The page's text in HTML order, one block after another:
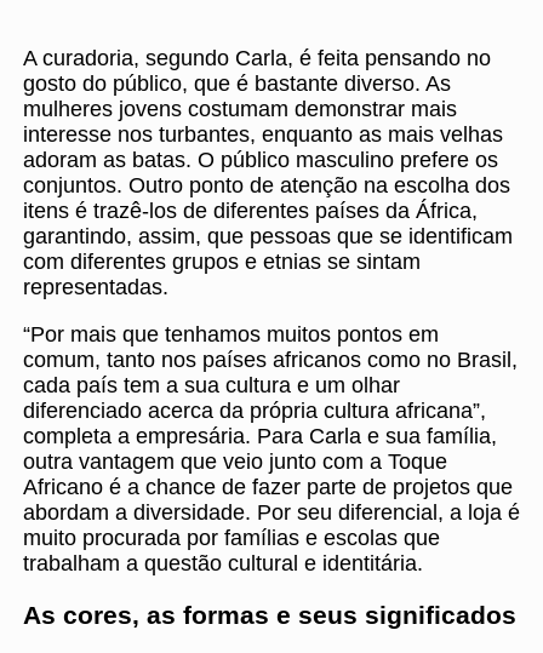
A curadoria, segundo Carla, é feita pensando no
gosto do público, que é bastante diverso. As
mulheres jovens costumam demonstrar mais
interesse nos turbantes, enquanto as mais velhas
adoram as batas. O público masculino prefere os
conjuntos. Outro ponto de atenção na escolha dos
itens é trazê-los de diferentes países da África,
garantindo, assim, que pessoas que se identificam
com diferentes grupos e etnias se sintam
representadas.
“Por mais que tenhamos muitos pontos em
comum, tanto nos países africanos como no Brasil,
cada país tem a sua cultura e um olhar
diferenciado acerca da própria cultura africana”,
completa a empresária. Para Carla e sua família,
outra vantagem que veio junto com a Toque
Africano é a chance de fazer parte de projetos que
abordam a diversidade. Por seu diferencial, a loja é
muito procurada por famílias e escolas que
trabalham a questão cultural e identitária.
As cores, as formas e seus significados